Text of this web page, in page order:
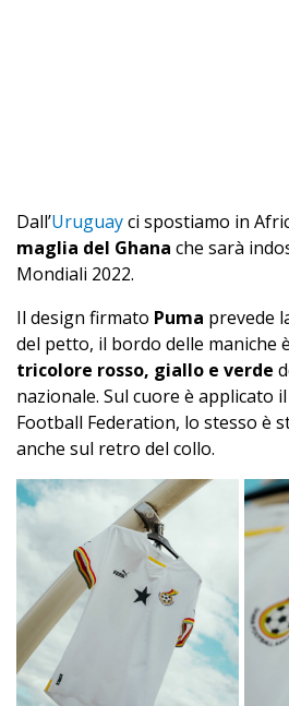
Dall’Uruguayci spostiamo in
maglia del Ghana che sarà
Mondiali 2022.
Il design firmato Puma prevede
del petto, il bordo delle maniche
tricolore rosso, giallo e verde
nazionale. Sul cuore è applicato
Football Federation, lo stesso è
anche sul retro del collo.